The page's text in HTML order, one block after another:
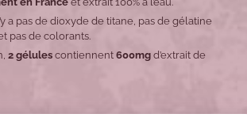
a pas de dioxyde de titane, pas de gélatine
pas de colorants.
2 gélules contiennent 600mg d’extrait de